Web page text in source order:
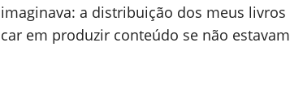
a distribuição dos meus livros
em produzir conteúdo se não estavam